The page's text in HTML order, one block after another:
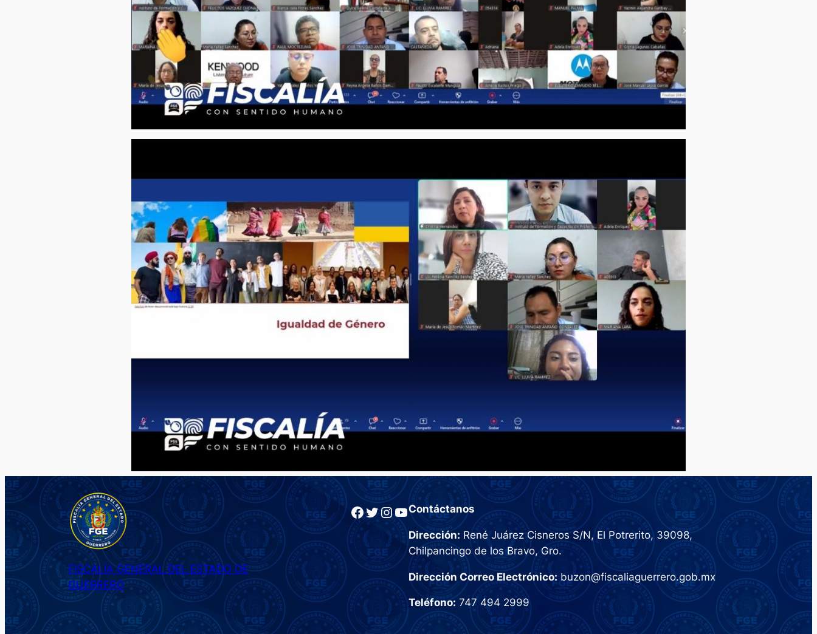
FISCALÍA GENERAL DEL ESTADO DE
GUERRERO
Facebook Twitter InstagramYouTube Contáctanos
Dirección: René Juárez Cisneros S/N, El Potrerito, 39098,
Chilpancingo de los Bravo, Gro.
Dirección Correo Electrónico:buzon@fiscaliaguerrero.gob.mx
Teléfono: 747 494 2999